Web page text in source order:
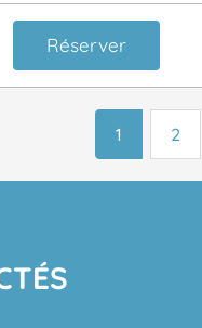
Réserver
1 2